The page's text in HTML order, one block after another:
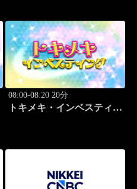
08:00-08:20 20分
トキメキ・インベスティン